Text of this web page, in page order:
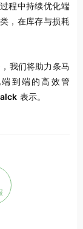
程中持续优化端
，在库存与损耗
我们将助力条马
到端的高效管
表示。